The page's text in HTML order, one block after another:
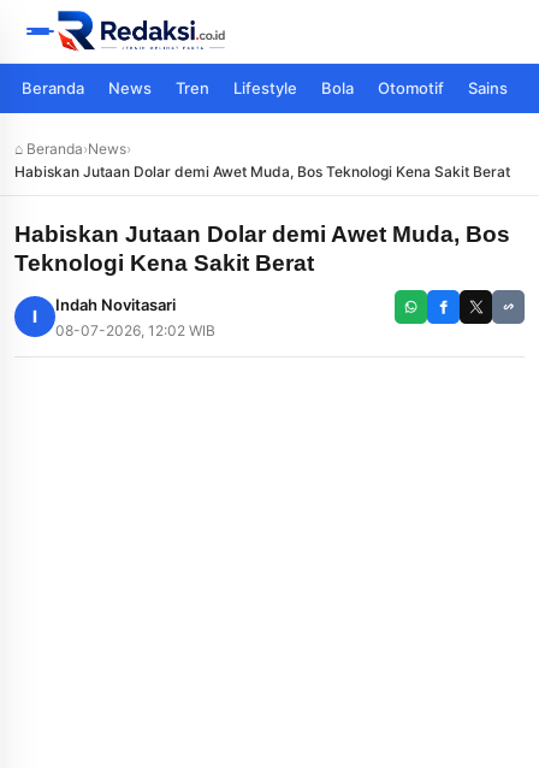
Beranda News Tren Lifestyle Bola Otomotif Sains
⌂ Beranda›News›
Habiskan Jutaan Dolar demi Awet Muda, Bos Teknologi Kena Sakit Berat
Habiskan Jutaan Dolar demi Awet Muda, Bos
Teknologi Kena Sakit Berat
I
Indah Novitasari
08-07-2026, 12:02 WIB